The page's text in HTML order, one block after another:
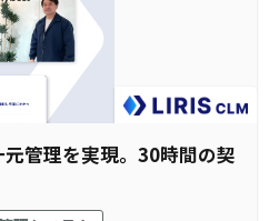
管理を実現。30時間の契